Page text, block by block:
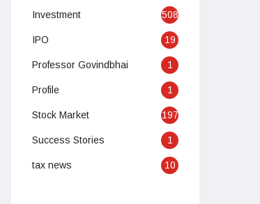
Investment 508
IPO 19
Professor Govindbhai 1
Profile 1
Stock Market 197
Success Stories 1
tax news 10